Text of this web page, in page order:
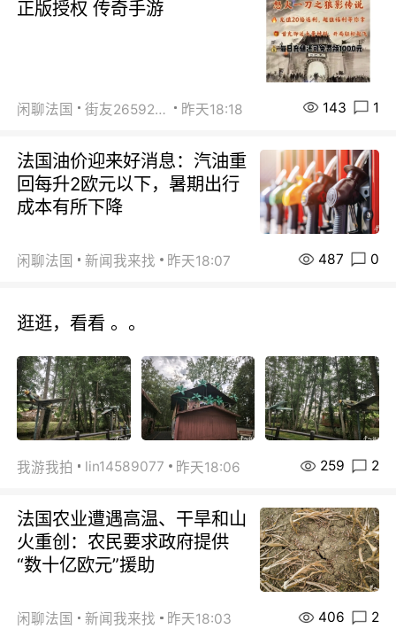
正版授权 传奇手游
闲聊法国 街友26592800 昨天18:18 143 1
法国油价迎来好消息：汽油重
回每升2欧元以下，暑期出行
成本有所下降
闲聊法国 新闻我来找 昨天18:07 487 0
逛逛，看看 。。
我游我拍 lin14589077 昨天18:06 259 2
法国农业遭遇高温、干旱和山
火重创：农民要求政府提供
“数十亿欧元”援助
闲聊法国 新闻我来找 昨天18:03 406 2